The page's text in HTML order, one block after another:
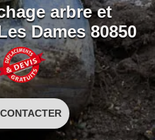
arbre et
Dames 80850